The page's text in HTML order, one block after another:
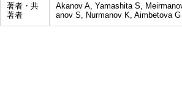
著者・共
著者
Akanov A, Yamashita S,
anov S, Nurmanov K, Aimbetova G